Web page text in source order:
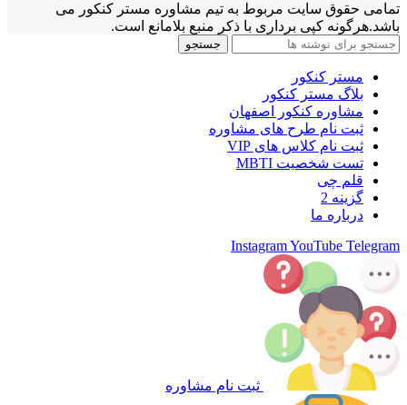
تمامی حقوق سایت مربوط به تیم مشاوره مستر کنکور می
باشد.هرگونه کپی برداری با ذکر منبع بلامانع است.
جستجو
مستر کنکور
بلاگ مستر کنکور
مشاوره کنکور اصفهان
ثبت نام طرح های مشاوره
ثبت نام کلاس های VIP
تست شخصیت MBTI
قلم چی
گزینه 2
درباره ما
InstagramYouTube Telegram
ثبت نام مشاوره